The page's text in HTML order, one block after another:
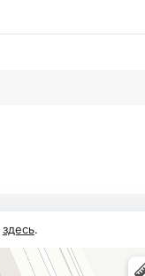
здесь.